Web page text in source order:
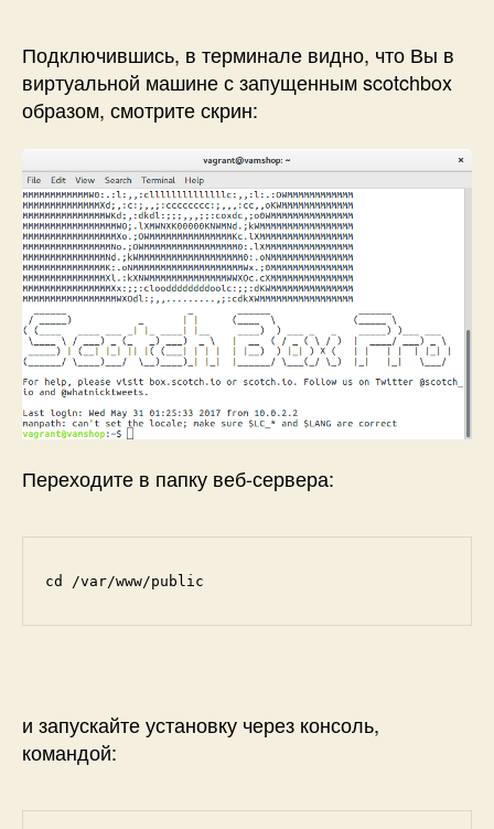
Подключившись, в терминале видно, что Вы в
виртуальной машине с запущенным scotchbox
образом, смотрите скрин:
Переходите в папку веб-сервера:
cd /var/www/public
и запускайте установку через консоль,
командой: